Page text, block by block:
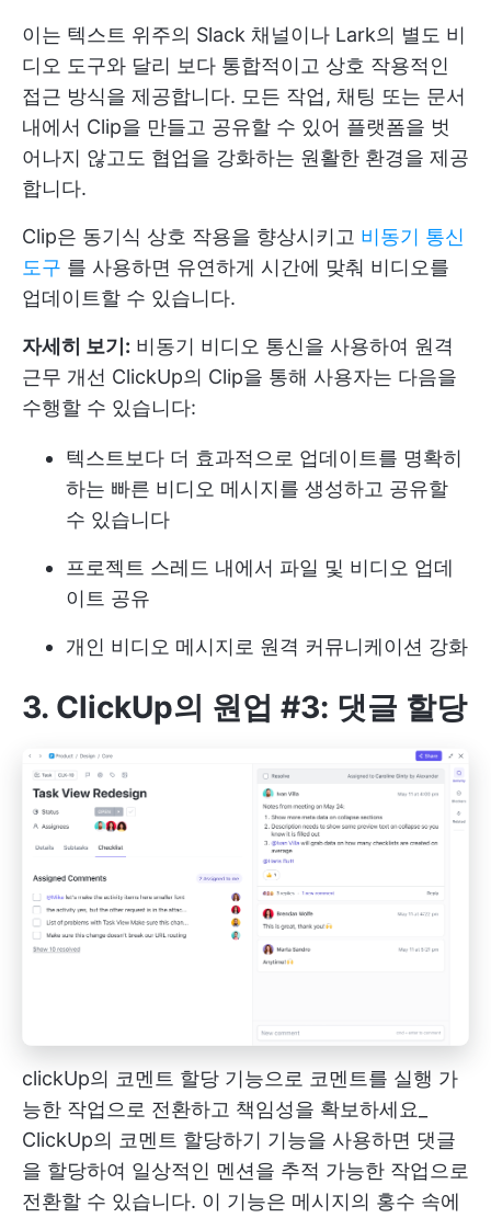
이는 텍스트 위주의 Slack 채널이나 Lark의 별도 비
디오 도구와 달리 보다 통합적이고 상호 작용적인
접근 방식을 제공합니다. 모든 작업, 채팅 또는 문서
내에서 Clip을 만들고 공유할 수 있어 플랫폼을 벗
어나지 않고도 협업을 강화하는 원활한 환경을 제공
합니다.
Clip은 동기식 상호 작용을 향상시키고 비동기 통신
도구 를 사용하면 유연하게 시간에 맞춰 비디오를
업데이트할 수 있습니다.
자세히 보기: 비동기 비디오 통신을 사용하여 원격
근무 개선 ClickUp의 Clip을 통해 사용자는 다음을
수행할 수 있습니다:
텍스트보다 더 효과적으로 업데이트를 명확히
하는 빠른 비디오 메시지를 생성하고 공유할
수 있습니다
프로젝트 스레드 내에서 파일 및 비디오 업데
이트 공유
개인 비디오 메시지로 원격 커뮤니케이션 강화
3. ClickUp의 원업 #3: 댓글 할당
clickUp의 코멘트 할당 기능으로 코멘트를 실행 가
능한 작업으로 전환하고 책임성을 확보하세요_
ClickUp의 코멘트 할당하기 기능을 사용하면 댓글
을 할당하여 일상적인 멘션을 추적 가능한 작업으로
전환할 수 있습니다. 이 기능은 메시지의 홍수 속에